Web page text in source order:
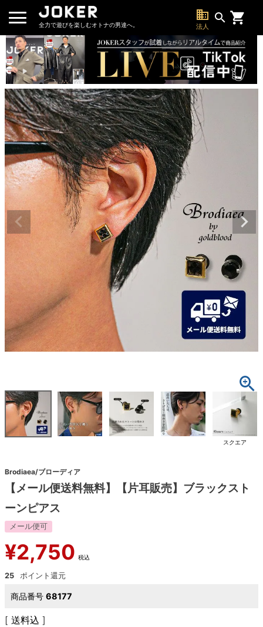
全力で遊びを楽しむオトナの男達へ。
business
法人
search
スクエア
Brodiaea/ブローディア
【メール便送料無料】【片耳販売】ブラックスト
ーンピアス
メール便可
¥2,750 税込
25
商品番号 68177
送料込